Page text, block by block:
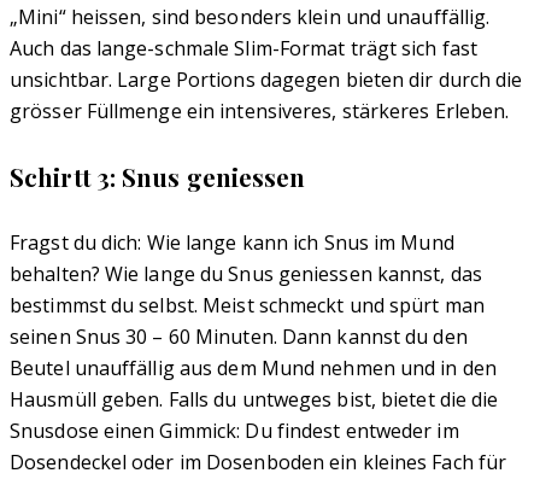
„Mini“ heissen, sind besonders klein und unauffällig.
Auch das lange-schmale Slim-Format trägt sich fast
unsichtbar. Large Portions dagegen bieten dir durch die
grösser Füllmenge ein intensiveres, stärkeres Erleben.
Schirtt 3: Snus geniessen
Fragst du dich: Wie lange kann ich Snus im Mund
behalten? Wie lange du Snus geniessen kannst, das
bestimmst du selbst. Meist schmeckt und spürt man
seinen Snus 30 – 60 Minuten. Dann kannst du den
Beutel unauffällig aus dem Mund nehmen und in den
Hausmüll geben. Falls du untweges bist, bietet die die
Snusdose einen Gimmick: Du findest entweder im
Dosendeckel oder im Dosenboden ein kleines Fach für